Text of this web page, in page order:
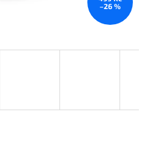
–26 %